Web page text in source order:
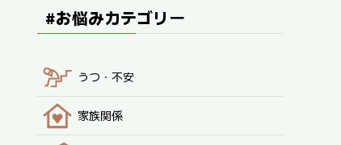
#お悩みカテゴリー
うつ・不安
家族関係